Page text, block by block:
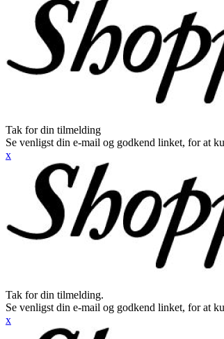
Tak for din tilmelding
Se venligst din e-mail og godkend linket, for at
x
Tak for din tilmelding.
Se venligst din e-mail og godkend linket, for at
x